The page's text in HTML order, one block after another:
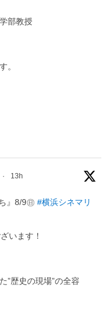
部教授
。
· 13h
』8/9㊐#横浜シネマリ
います！
”歴史の現場”の全容